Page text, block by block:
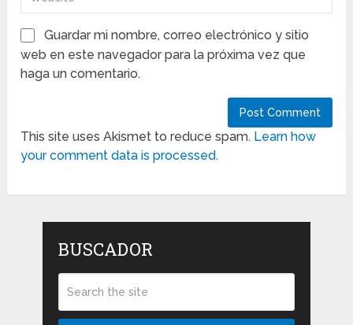
Guardar mi nombre, correo electrónico y sitio
web en este navegador para la próxima vez que
haga un comentario.
This site uses Akismet to reduce spam. Learn how
your comment data is processed.
BUSCADOR